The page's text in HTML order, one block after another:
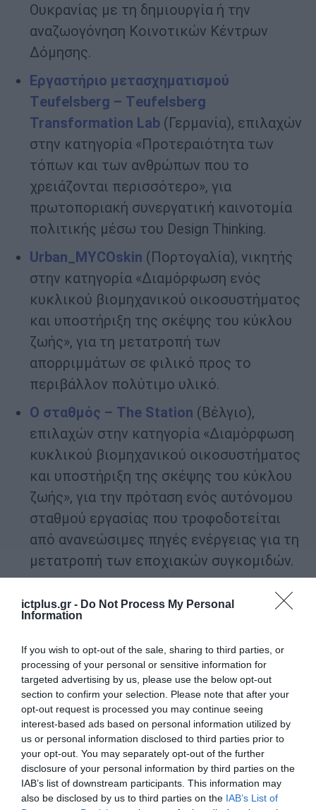
ictplus.gr - Do Not Process My Personal
Information
If you wish to opt-out of the sale, sharing to third parties, or
processing of your personal or sensitive information for
targeted advertising by us, please use the below opt-out
section to confirm your selection. Please note that after your
opt-out request is processed you may continue seeing
interest-based ads based on personal information utilized by
us or personal information disclosed to third parties prior to
your opt-out. You may separately opt-out of the further
disclosure of your personal information by third parties on the
IAB’s list of downstream participants. This information may
also be disclosed by us to third parties on the IAB’s List of
Ουκρανίας με τη δημιουργία ή την
αναζωογόνηση Κοινοτικών Κέντρων
Δόμησης.
Εργαστήριο μετασχηματισμού
Τeufelsberg – Τeufelsberg
Transformation Lab (Γερμανία), επιλαχών
στην κατηγορία «Προτεραιότητα των
τόπων και των ανθρώπων που το
χρειάζονται περισσότερο», για
πρωτοποριακή συνεργατική καινοτομία
πολιτικής μέσω του Design Thinking.
Urban _MYCOskin (Πορτογαλία), νικητής
στην κατηγορία «Διαμόρφωση ενός
κυκλικού βιομηχανικού οικοσυστήματος
και υποστήριξη της σκέψης του κύκλου
ζωής», για τη μετατροπή των
απορριμμάτων σε φιλικό προς το
περιβάλλον πολύτιμο υλικό.
Ο σταθμός – Τhe Station (Βέλγιο),
επιλαχών στην κατηγορία «Διαμόρφωση
κυκλικού βιομηχανικού οικοσυστήματος
και υποστήριξη της σκέψης του κύκλου
ζωής», για την πρόταση ενός αυτόνομου
σταθμού εργασίας που τροφοδοτείται
από ανανεώσιμες πηγές ενέργειας για τη
μετατροπή των εποχιακών συγκομιδών.
Ο νικητής και ο επιλαχών της
«Ειδικής
Αναγνώρισης στην προσπάθεια
Ουκρανίας»είναι:
Nad Dzherelom από το Δημοτικό
Συμβούλιο του Λβιβ, νικητής, που
αναγνωρίστηκε για την αποκατάσταση
μιας εγκαταλελειμμένης φυσικής
περιοχής για κοινωνική ένταξη με
παράλληλη διατήρηση του